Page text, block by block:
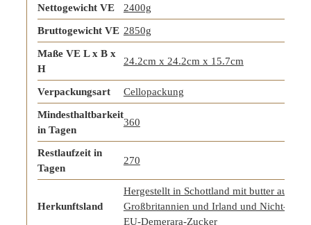
Nettogewicht VE 2400g
Bruttogewicht VE 2850g
Maße VE L x B x
H
24.2cm x 24.2cm x 15.7cm
Verpackungsart Cellopackung
Mindesthaltbarkeit
in Tagen
360
Restlaufzeit in
Tagen
270
Herkunftsland
Hergestellt in Schottland mit butter aus
Großbritannien und Irland und Nicht-
EU-Demerara-Zucker